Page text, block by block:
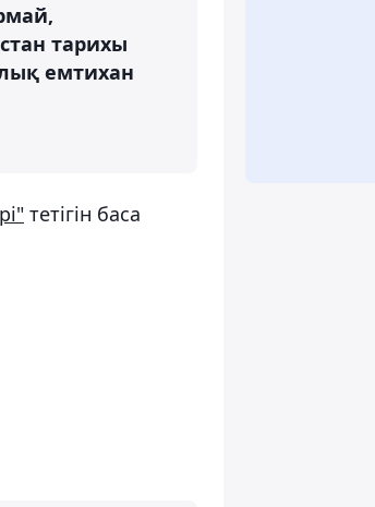
тарихы
емтихан
тетігін баса